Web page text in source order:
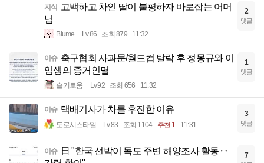
지식
고백하고 차인 딸이 불평하자 바로잡는 어머
님
Blume Lv.86 조회 879 11:32
2
댓글
이슈 축구협회 사과문/월드컵 탈락 후 정몽규와 이
임생의 증거인멸
슬기로움 Lv.92 조회 656 11:32
1
댓글
이슈 택배기사가 차를 후진한 이유
도로시스타일 Lv.83 조회 1104 추천 1 11:31
3
댓글
이슈
日 "한국 선박이 독도 주변 해양조사 활동‥
7